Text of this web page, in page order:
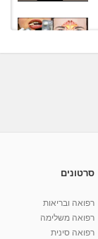
סרטונים
רפואה ובריאות
רפואה משלימה
רפואה סינית